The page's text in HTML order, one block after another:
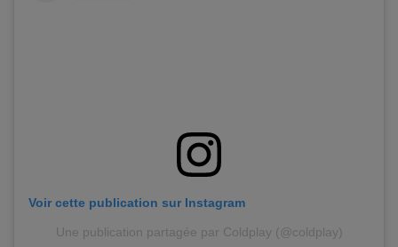
Voir cette publication sur Instagram
Une publication partagée par Coldplay (@coldplay)